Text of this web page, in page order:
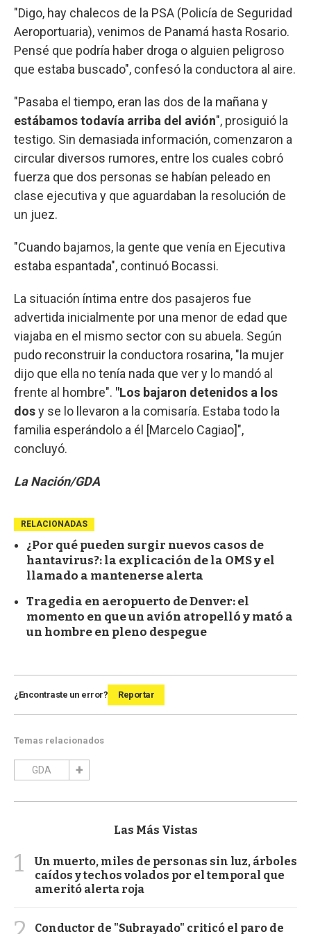
"Digo, hay chalecos de la PSA (Policía de Seguridad
Aeroportuaria), venimos de Panamá hasta Rosario.
Pensé que podría haber droga o alguien peligroso
que estaba buscado", confesó la conductora al aire.
"Pasaba el tiempo, eran las dos de la mañana y
estábamos todavía arriba del avión", prosiguió la
testigo. Sin demasiada información, comenzaron a
circular diversos rumores, entre los cuales cobró
fuerza que dos personas se habían peleado en
clase ejecutiva y que aguardaban la resolución de
un juez.
"Cuando bajamos, la gente que venía en Ejecutiva
estaba espantada", continuó Bocassi.
La situación íntima entre dos pasajeros fue
advertida inicialmente por una menor de edad que
viajaba en el mismo sector con su abuela. Según
pudo reconstruir la conductora rosarina, "la mujer
dijo que ella no tenía nada que ver y lo mandó al
frente al hombre". "Los bajaron detenidos a los
dosy se lo llevaron a la comisaría. Estaba todo la
familia esperándolo a él [Marcelo Cagiao]",
concluyó.
La Nación/GDA
RELACIONADAS
¿Por qué pueden surgir nuevos casos de
hantavirus?: la explicación de la OMS y el
llamado a mantenerse alerta
Tragedia en aeropuerto de Denver: el
momento en que un avión atropelló y mató a
un hombre en pleno despegue
¿Encontraste un error? Reportar
Temas relacionados
GDA
Las Más Vistas
1
Un muerto, miles de personas sin luz, árboles
caídos y techos volados por el temporal que
ameritó alerta roja
Conductor de "Subrayado" criticó el paro de